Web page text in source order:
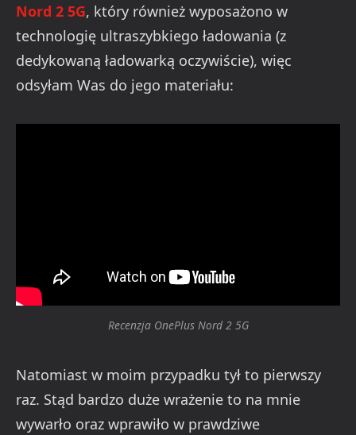
Nord 2 5G, który również wyposażono w
technologię ultraszybkiego ładowania (z
dedykowaną ładowarką oczywiście), więc
odsyłam Was do jego materiału:
Recenzja OnePlus Nord 2 5G
Natomiast w moim przypadku tył to pierwszy
raz. Stąd bardzo duże wrażenie to na mnie
wywarło oraz wprawiło w prawdziwe